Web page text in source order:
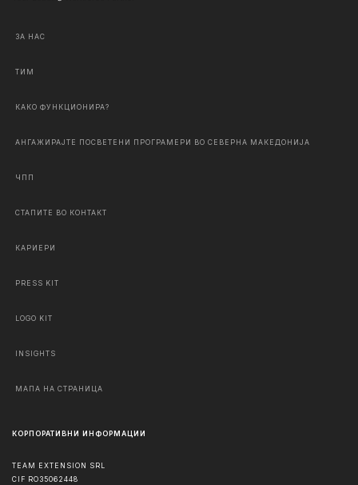
ЗА НАС
ТИМ
КАКО ФУНКЦИОНИРА?
АНГАЖИРАЈТЕ ПОСВЕТЕНИ ПРОГРАМЕРИ ВО СЕВЕРНА МАКЕДОНИЈА
ЧПП
СТАПИТЕ ВО КОНТАКТ
КАРИЕРИ
PRESS KIT
LOGO KIT
INSIGHTS
МАПА НА СТРАНИЦА
КОРПОРАТИВНИ ИНФОРМАЦИИ
TEAM EXTENSION SRL
CIF RO35062448